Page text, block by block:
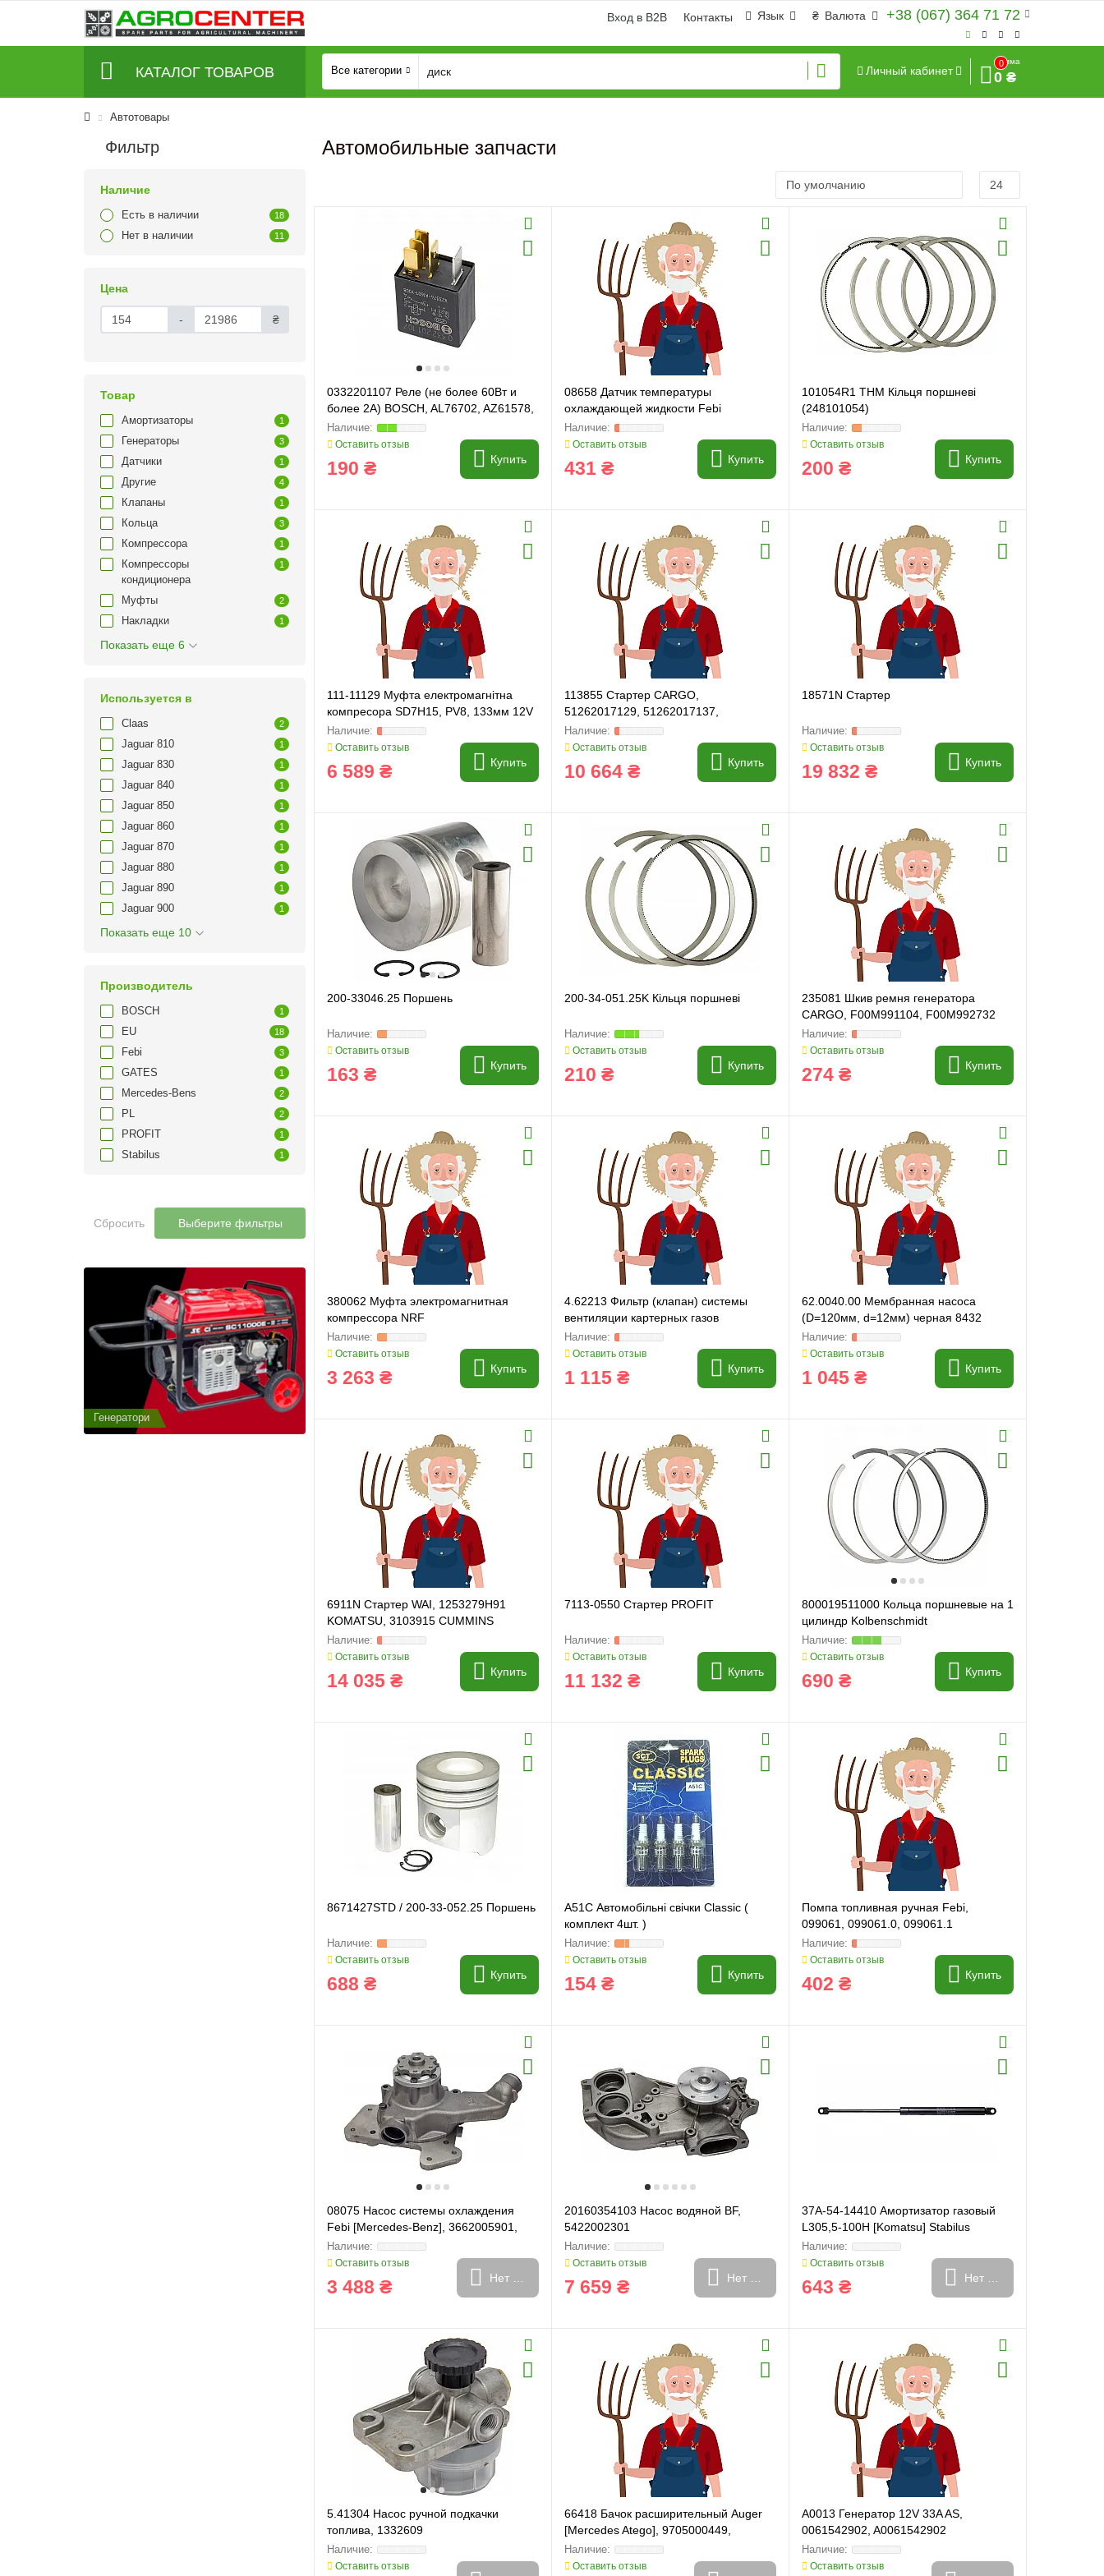
+38 (067) 364 71 72
₴ Валюта
Язык
Вход в B2B Контакты
КАТАЛОГ ТОВАРОВ Все категории Личный кабинет
0
Сумма
0 ₴
Автотовары
Фильтр
Наличие
Есть в наличии 18
Нет в наличии 11
Цена
- ₴
Товар
Амортизаторы 1
Генераторы 3
Датчики 1
Другие 4
Клапаны 1
Кольца 3
Компрессора 1
Компрессоры
кондиционера
1
Муфты 2
Накладки 1
Показать еще 6
Используется в
Claas 2
Jaguar 810 1
Jaguar 830 1
Jaguar 840 1
Jaguar 850 1
Jaguar 860 1
Jaguar 870 1
Jaguar 880 1
Jaguar 890 1
Jaguar 900 1
Показать еще 10
Производитель
BOSCH 1
EU 18
Febi 3
GATES 1
Mercedes-Bens 2
PL 2
PROFIT 1
Stabilus 1
Сбросить Выберите фильтры
Генератори
Автомобильные запчасти
0332201107 Реле (не более 60Вт и
более 2А) BOSCH, AL76702, AZ61578,
07077033, 86509590, 87414866
Оставить отзыв
190 ₴ Купить
08658 Датчик температуры
охлаждающей жидкости Febi
Оставить отзыв
431 ₴ Купить
101054R1 THM Кільця поршневі
(248101054)
Оставить отзыв
200 ₴ Купить
111-11129 Муфта електромагнітна
компресора SD7H15, PV8, 133мм 12V
Оставить отзыв
6 589 ₴ Купить
113855 Стартер CARGO,
51262017129, 51262017137,
A0031516401
Оставить отзыв
10 664 ₴ Купить
18571N Стартер
Оставить отзыв
19 832 ₴ Купить
200-33046.25 Поршень
Оставить отзыв
163 ₴ Купить
200-34-051.25K Кільця поршневі
Оставить отзыв
210 ₴ Купить
235081 Шкив ремня генератора
CARGO, F00M991104, F00M992732
Оставить отзыв
274 ₴ Купить
380062 Муфта электромагнитная
компрессора NRF
Оставить отзыв
3 263 ₴ Купить
4.62213 Фильтр (клапан) системы
вентиляции картерных газов
Оставить отзыв
1 115 ₴ Купить
62.0040.00 Мембранная насоса
(D=120мм, d=12мм) черная 8432
Оставить отзыв
1 045 ₴ Купить
6911N Стартер WAI, 1253279H91
KOMATSU, 3103915 CUMMINS
Оставить отзыв
14 035 ₴ Купить
7113-0550 Стартер PROFIT
Оставить отзыв
11 132 ₴ Купить
800019511000 Кольца поршневые на 1
цилиндр Kolbenschmidt
Оставить отзыв
690 ₴ Купить
8671427STD / 200-33-052.25 Поршень
Оставить отзыв
688 ₴ Купить
A51C Автомобільні свічки Classic (
комплект 4шт. )
Оставить отзыв
154 ₴ Купить
Помпа топливная ручная Febi,
099061, 099061.0, 099061.1
Оставить отзыв
402 ₴ Купить
08075 Насос системы охлаждения
Febi [Mercedes-Benz], 3662005901,
3662000901, 3662004601
Оставить отзыв
3 488 ₴ Нет в наличии
20160354103 Насос водяной BF,
5422002301
Оставить отзыв
7 659 ₴ Нет в наличии
37A-54-14410 Амортизатор газовый
L305,5-100H [Komatsu] Stabilus
CA082570
Оставить отзыв
643 ₴ Нет в наличии
5.41304 Насос ручной подкачки
топлива, 1332609
Оставить отзыв
66418 Бачок расширительный Auger
[Mercedes Atego], 9705000449,
9705000349, 9705000249
Оставить отзыв
A0013 Генератор 12V 33A AS,
0061542902, A0061542902
Оставить отзыв